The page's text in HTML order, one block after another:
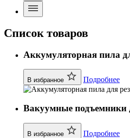
Список товаров
Аккумуляторная пила
В избранное Подробнее
Вакуумные подъемники
В избранное Подробнее